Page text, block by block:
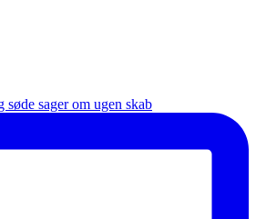
sager om ugen skab